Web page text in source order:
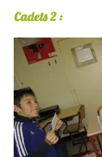
Cadets 2 :